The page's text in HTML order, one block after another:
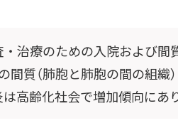
治療のための入院および
質（肺胞と肺胞の間の組
高齢化社会で増加傾向にあ